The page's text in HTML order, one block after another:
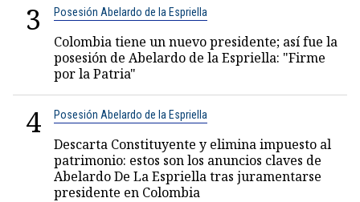
3 Posesión Abelardo de la Espriella
Colombia tiene un nuevo presidente; así fue la
posesión de Abelardo de la Espriella: "Firme
por la Patria"
4 Posesión Abelardo de la Espriella
Descarta Constituyente y elimina impuesto al
patrimonio: estos son los anuncios claves de
Abelardo De La Espriella tras juramentarse
presidente en Colombia